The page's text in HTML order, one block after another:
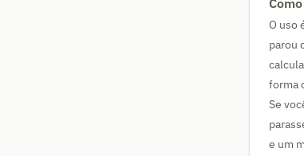
O uso
parou
forma
Se
e um